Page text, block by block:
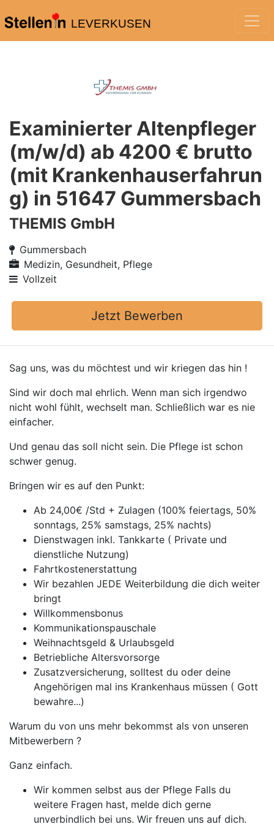
LEVERKUSEN
Examinierter Altenpfleger
(m/w/d) ab 4200 € brutto
(mit Krankenhauserfahrun
g) in 51647 Gummersbach
THEMIS GmbH
Gummersbach
Medizin, Gesundheit, Pflege
Vollzeit
Jetzt Bewerben
Sag uns, was du möchtest und wir kriegen das hin !
Sind wir doch mal ehrlich. Wenn man sich irgendwo
nicht wohl fühlt, wechselt man. Schließlich war es nie
einfacher.
Und genau das soll nicht sein. Die Pflege ist schon
schwer genug.
Bringen wir es auf den Punkt:
Ab 24,00€ /Std + Zulagen (100% feiertags, 50%
sonntags, 25% samstags, 25% nachts)
Dienstwagen inkl. Tankkarte ( Private und
dienstliche Nutzung)
Fahrtkostenerstattung
Wir bezahlen JEDE Weiterbildung die dich weiter
bringt
Willkommensbonus
Kommunikationspauschale
Weihnachtsgeld & Urlaubsgeld
Betriebliche Altersvorsorge
Zusatzversicherung, solltest du oder deine
Angehörigen mal ins Krankenhaus müssen ( Gott
bewahre...)
Warum du von uns mehr bekommst als von unseren
Mitbewerbern ?
Ganz einfach.
Wir kommen selbst aus der Pflege Falls du
weitere Fragen hast, melde dich gerne
unverbindlich bei uns. Wir freuen uns auf dich.